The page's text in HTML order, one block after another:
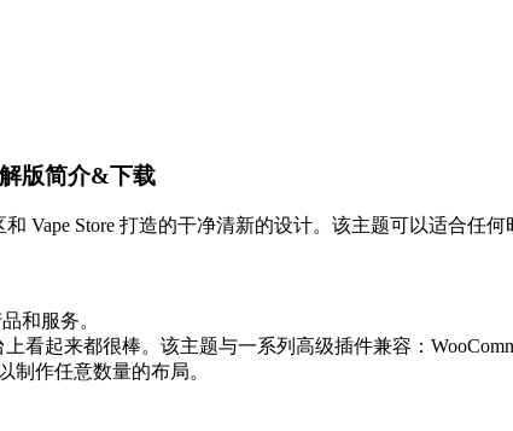
版简介&下载
和 Vape Store 打造的干净清新的设计。该主题可以适合
和服务。
看起来都很棒。该主题与一系列高级插件兼容：
制作任意数量的布局。